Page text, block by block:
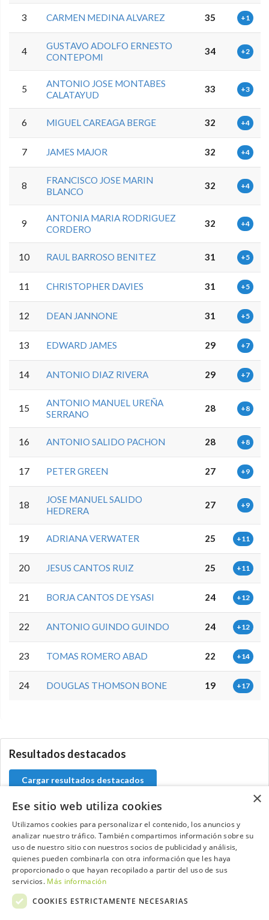
3 CARMEN MEDINA ALVAREZ 35 +1
4
GUSTAVO ADOLFO ERNESTO
CONTEPOMI
34 +2
5
ANTONIO JOSE MONTABES
CALATAYUD
33 +3
6 MIGUEL CAREAGA BERGE 32 +4
7 JAMES MAJOR 32 +4
8
FRANCISCO JOSE MARIN
BLANCO
32 +4
9
ANTONIA MARIA RODRIGUEZ
CORDERO
32 +4
10 RAUL BARROSO BENITEZ 31 +5
11 CHRISTOPHER DAVIES 31 +5
12 DEAN JANNONE 31 +5
13 EDWARD JAMES 29 +7
14 ANTONIO DIAZ RIVERA 29 +7
15
ANTONIO MANUEL UREÑA
SERRANO
28 +8
16 ANTONIO SALIDO PACHON 28 +8
17 PETER GREEN 27 +9
18
JOSE MANUEL SALIDO
HEDRERA
27 +9
19 ADRIANA VERWATER 25 +11
20 JESUS CANTOS RUIZ 25 +11
21 BORJA CANTOS DE YSASI 24 +12
22 ANTONIO GUINDO GUINDO 24 +12
23 TOMAS ROMERO ABAD 22 +14
24 DOUGLAS THOMSON BONE 19 +17
Resultados destacados
Cargar resultados destacados
Contacta con el equipo de NextCaddy
Opina Contacta
×
Ese sitio web utiliza cookies
Utilizamos cookies para personalizar el contenido, los anuncios y
analizar nuestro tráfico. También compartimos información sobre su
uso de nuestro sitio con nuestros socios de publicidad y análisis,
quienes pueden combinarla con otra información que les haya
proporcionado o que hayan recopilado a partir del uso de sus
servicios. Más información
COOKIES ESTRICTAMENTE NECESARIAS